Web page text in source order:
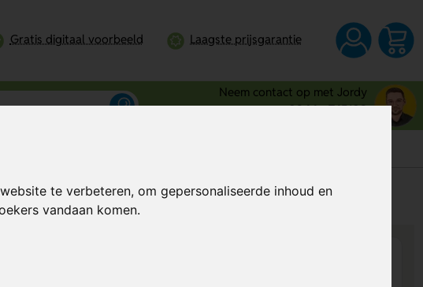
te verbeteren, om gepersonaliseerde inhoud en
vandaan komen.
Gratis digitaal voorbeeld Laagste prijsgarantie
Neem contact op met Jordy
0344 - 745109
prijs Al vanaf€ 0,58 per stuk (excl. BTW)